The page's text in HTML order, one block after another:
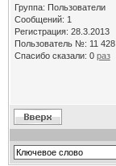
Группа: Пользователи
Сообщений: 1
Регистрация: 28.3.2013
Пользователь №: 11 428
Спасибо сказали: 0 раз